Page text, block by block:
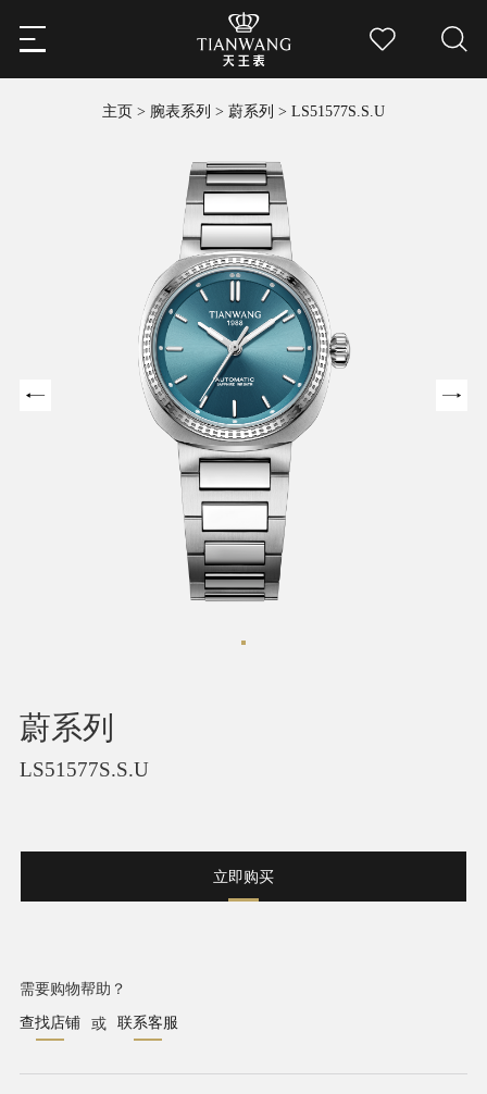
主页 > 腕表系列 > 蔚系列 > LS51577S.S.U
蔚系列
LS51577S.S.U
立即购买
需要购物帮助？
查找店铺
或 联系客服